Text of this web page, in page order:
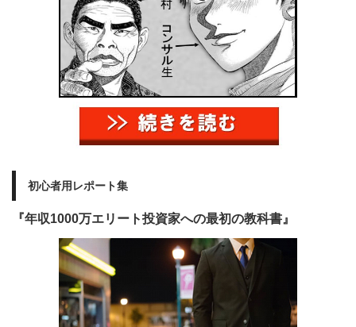
初心者用レポート集
『年収1000万エリート投資家への最初の教科書』